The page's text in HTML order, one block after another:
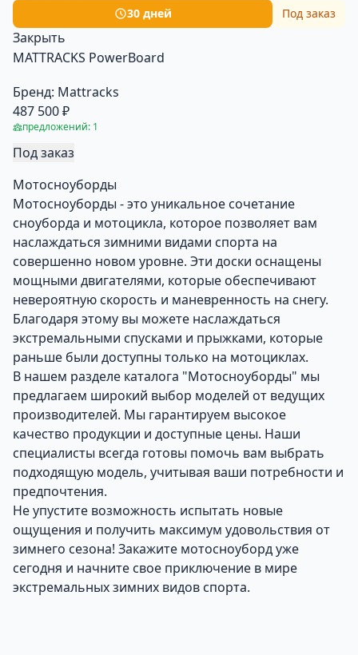
30 дней Под заказ
Закрыть
MATTRACKS PowerBoard
Бренд: Mattracks
487 500 ₽
предложений: 1
Под заказ
Мотосноуборды
Мотосноуборды - это уникальное сочетание
сноуборда и мотоцикла, которое позволяет вам
наслаждаться зимними видами спорта на
совершенно новом уровне. Эти доски оснащены
мощными двигателями, которые обеспечивают
невероятную скорость и маневренность на снегу.
Благодаря этому вы можете наслаждаться
экстремальными спусками и прыжками, которые
раньше были доступны только на мотоциклах.
В нашем разделе каталога "Мотосноуборды" мы
предлагаем широкий выбор моделей от ведущих
производителей. Мы гарантируем высокое
качество продукции и доступные цены. Наши
специалисты всегда готовы помочь вам выбрать
подходящую модель, учитывая ваши потребности и
предпочтения.
Не упустите возможность испытать новые
ощущения и получить максимум удовольствия от
зимнего сезона! Закажите мотосноуборд уже
сегодня и начните свое приключение в мире
экстремальных зимних видов спорта.